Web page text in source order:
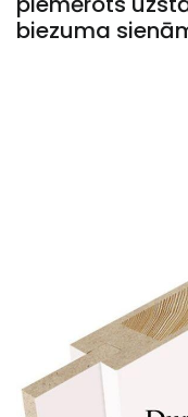
biezuma